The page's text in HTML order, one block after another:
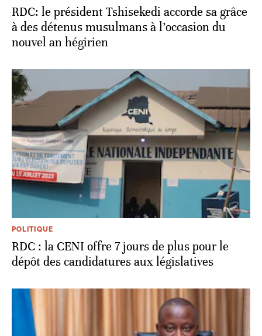
RDC: le président Tshisekedi accorde sa grâce
à des détenus musulmans à l’occasion du
nouvel an hégirien
POLITIQUE
RDC : la CENI offre 7 jours de plus pour le
dépôt des candidatures aux législatives